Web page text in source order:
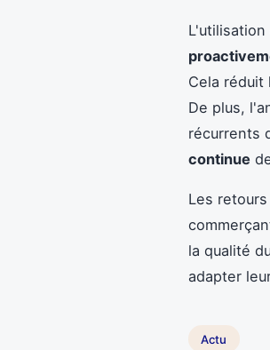
Cela
De plus,
récurrents
continue
Les
la qualité
adapter
Actu